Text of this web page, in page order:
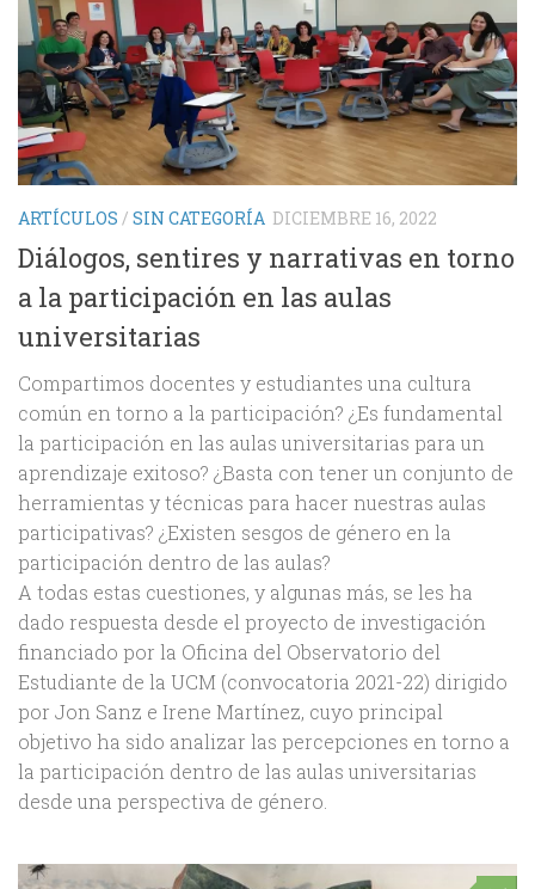
ARTÍCULOS / SIN CATEGORÍA DICIEMBRE 16, 2022
Diálogos, sentires y narrativas en torno
a la participación en las aulas
universitarias
Compartimos docentes y estudiantes una cultura
común en torno a la participación? ¿Es fundamental
la participación en las aulas universitarias para un
aprendizaje exitoso? ¿Basta con tener un conjunto de
herramientas y técnicas para hacer nuestras aulas
participativas? ¿Existen sesgos de género en la
participación dentro de las aulas?
A todas estas cuestiones, y algunas más, se les ha
dado respuesta desde el proyecto de investigación
financiado por la Oficina del Observatorio del
Estudiante de la UCM (convocatoria 2021-22) dirigido
por Jon Sanz e Irene Martínez, cuyo principal
objetivo ha sido analizar las percepciones en torno a
la participación dentro de las aulas universitarias
desde una perspectiva de género.